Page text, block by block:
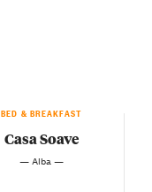
BED & BREAKFAST
Casa Soave
— Alba —